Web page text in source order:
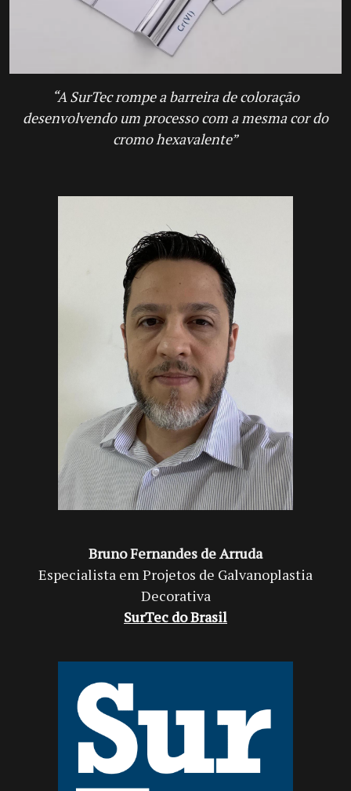
“A SurTec rompe a barreira de coloração
desenvolvendo um processo com a mesma cor do
cromo hexavalente”
Bruno Fernandes de Arruda
Especialista em Projetos de Galvanoplastia
Decorativa
SurTec do Brasil